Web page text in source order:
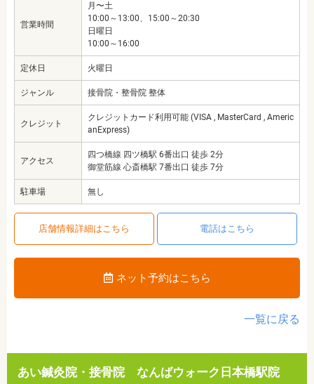
営業時間
月〜土
10:00～13:00、15:00～20:30
日曜日
10:00～16:00
定休日 火曜日
ジャンル 接骨院・整骨院 整体
クレジット
クレジットカード利用可能 (VISA , MasterCard , Americ
anExpress)
アクセス
四つ橋線 四ツ橋駅 6番出口 徒歩 2分
御堂筋線 心斎橋駅 7番出口 徒歩 7分
駐車場 無し
店舗情報詳細はこちら 電話はこちら
ネット予約はこちら
一覧に戻る
あい鍼灸院・接骨院 なんばウォーク日本橋駅院